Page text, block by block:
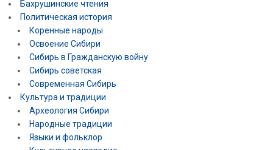
Бахрушинские чтения
Политическая история
Коренные народы
Освоение Сибири
Сибирь в Гражданскую войну
Сибирь советская
Современная Сибирь
Культура и традиции
Археология Сибири
Народные традиции
Языки и фольклор